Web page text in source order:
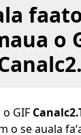
o
o GIF
o se auala